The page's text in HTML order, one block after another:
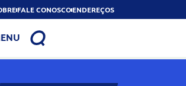
FALE CONOSCOENDEREÇOS